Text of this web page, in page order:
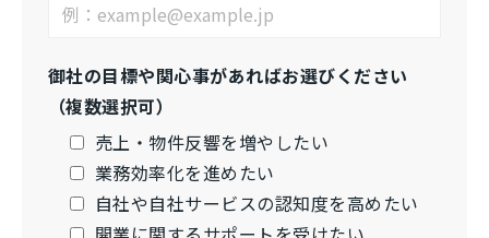
御社の目標や関心事があればお選びください
（複数選択可）
売上・物件反響を増やしたい
業務効率化を進めたい
自社や自社サービスの認知度を高めたい